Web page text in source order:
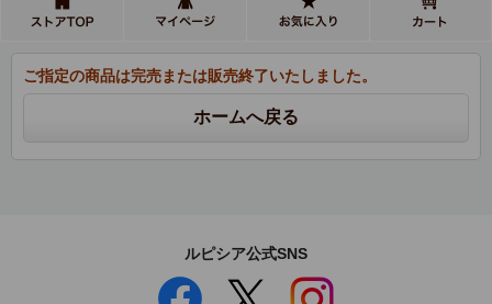
ご指定の商品は完売または販売終了いたしました。
ルピシア公式SNS